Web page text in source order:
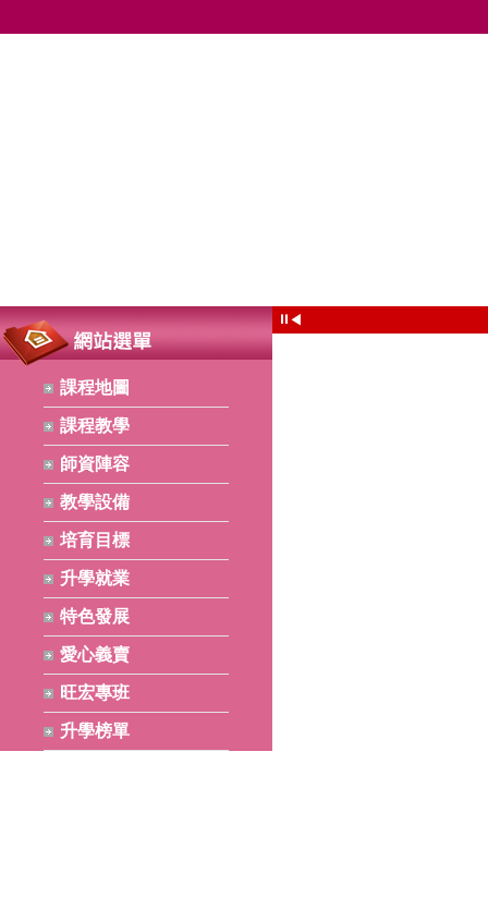
課程地圖
課程教學
師資陣容
教學設備
培育目標
升學就業
特色發展
愛心義賣
旺宏專班
升學榜單
⏸ ◀